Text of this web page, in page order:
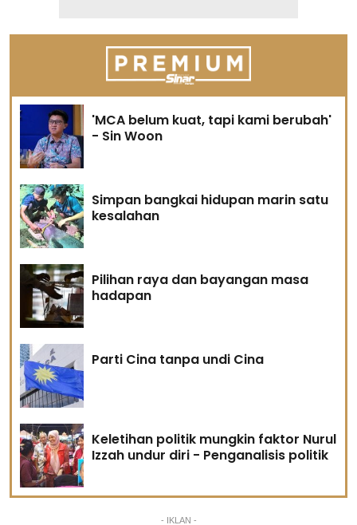
'MCA belum kuat, tapi kami berubah'
- Sin Woon
Simpan bangkai hidupan marin satu
kesalahan
Pilihan raya dan bayangan masa
hadapan
Parti Cina tanpa undi Cina
Keletihan politik mungkin faktor Nurul
Izzah undur diri - Penganalisis politik
- IKLAN -